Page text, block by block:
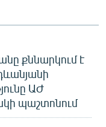
քննարկում է
ԱԺ
պաշտոնում